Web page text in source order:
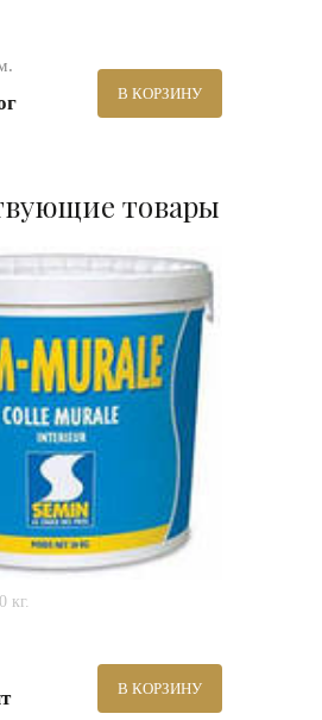
В КОРЗИНУ
товары
кг.
В КОРЗИНУ